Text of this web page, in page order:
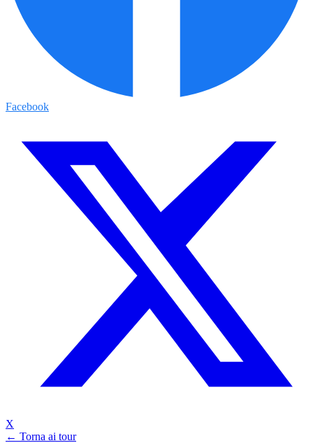
Facebook
X
← Torna ai tour